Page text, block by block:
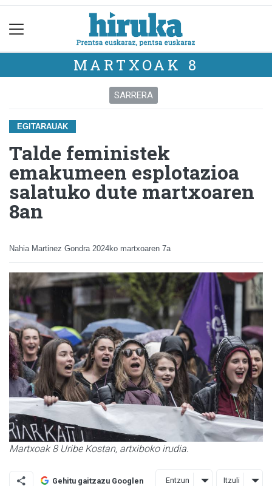
MARTXOAK 8
SARRERA
EGITARAUAK
Talde feministek
emakumeen esplotazioa
salatuko dute martxoaren
8an
Nahia Martinez Gondra 2024ko martxoaren 7a
Martxoak 8 Uribe Kostan, artxiboko irudia.
Gehitu gaitzazu Googlen Entzun Itzuli